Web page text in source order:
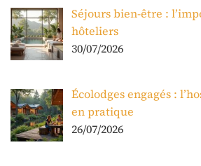
Séjours bien-être :
hôteliers
30/07/2026
Écolodges engagés :
en pratique
26/07/2026